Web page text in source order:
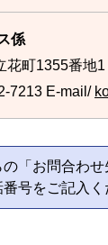
係
花町1355番地1
7213 E-mail/
「お問合わ
号をご記入く